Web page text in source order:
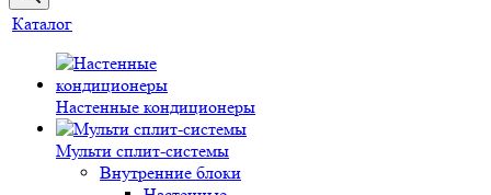
Каталог
Настенные кондиционеры
Мульти сплит-системы
Внутренние блоки